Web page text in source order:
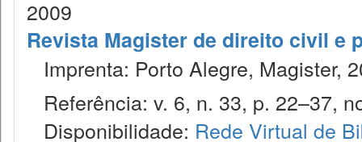
2009
Revista Magister de direito civil e
Imprenta: Porto Alegre, Magister,
Referência: v. 6, n. 33, p. 22–37,
Disponibilidade: Rede Virtual de